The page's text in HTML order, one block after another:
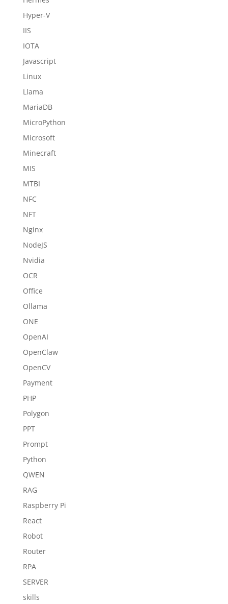
Hyper-V
IIS
IOTA
Javascript
Linux
Llama
MariaDB
MicroPython
Microsoft
Minecraft
MIS
MTBI
NFC
NFT
Nginx
NodeJS
Nvidia
OCR
Office
Ollama
ONE
OpenAI
OpenClaw
OpenCV
Payment
PHP
Polygon
PPT
Prompt
Python
QWEN
RAG
Raspberry Pi
React
Robot
Router
RPA
SERVER
skills